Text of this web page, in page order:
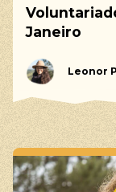
Janeiro
Leonor